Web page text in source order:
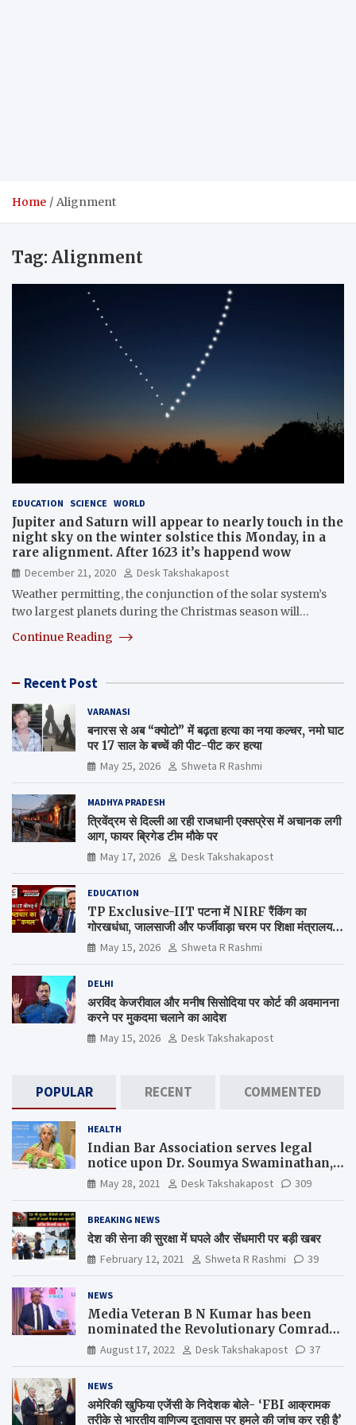
Home Alignment
Tag: Alignment
EDUCATION SCIENCE WORLD
Jupiter and Saturn will appear to nearly touch in the
night sky on the winter solstice this Monday, in a
rare alignment. After 1623 it’s happend wow
December 21, 2020
Desk Takshakapost
Weather permitting, the conjunction of the solar system’s
two largest planets during the Christmas season will…
Continue Reading
Recent Post
VARANASI
बनारस से अब “क्योटो” में बढ़ता हत्या का नया कल्चर, नमो घाट
पर 17 साल के बच्चें की पीट-पीट कर हत्या
May 25, 2026 Shweta R Rashmi
MADHYA PRADESH
त्रिवेंद्रम से दिल्ली आ रही राजधानी एक्सप्रेस में अचानक लगी
आग, फायर ब्रिगेड टीम मौके पर
May 17, 2026 Desk Takshakapost
EDUCATION
TP Exclusive-IIT पटना में NIRF रैंकिंग का
गोरखधंधा, जालसाजी और फर्जीवाड़ा चरम पर शिक्षा मंत्रालय
कब जागेगा ?
May 15, 2026 Shweta R Rashmi
DELHI
अरविंद केजरीवाल और मनीष सिसोदिया पर कोर्ट की अवमानना
करने पर मुकदमा चलाने का आदेश
May 15, 2026 Desk Takshakapost
POPULAR RECENT COMMENTED
HEALTH
Indian Bar Association serves legal
notice upon Dr. Soumya Swaminathan,
the Chief Scientist, WHO
May 28, 2021 Desk Takshakapost 309
BREAKING NEWS
देश की सेना की सुरक्षा में घपले और सेंधमारी पर बड़ी खबर
February 12, 2021 Shweta R Rashmi 39
NEWS
Media Veteran B N Kumar has been
nominated the Revolutionary Comrade
Shiv Varma Media Award 2022-23
August 17, 2022 Desk Takshakapost 37
NEWS
अमेरिकी खुफिया एजेंसी के निदेशक बोले- ‘FBI आक्रामक
तरीके से भारतीय वाणिज्य दूतावास पर हमले की जांच कर रही है’